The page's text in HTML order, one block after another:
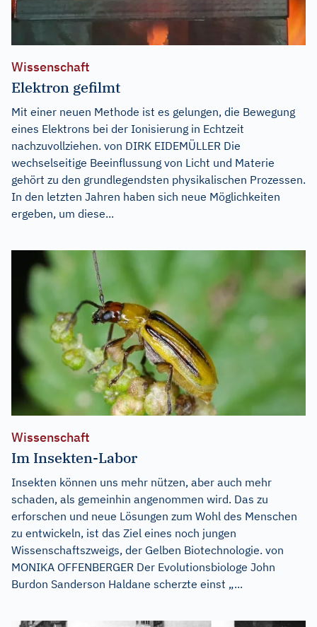
Wissenschaft
Elektron gefilmt
Mit einer neuen Methode ist es gelungen, die Bewegung
eines Elektrons bei der Ionisierung in Echtzeit
nachzuvollziehen. von DIRK EIDEMÜLLER Die
wechselseitige Beeinflussung von Licht und Materie
gehört zu den grundlegendsten physikalischen Prozessen.
In den letzten Jahren haben sich neue Möglichkeiten
ergeben, um diese...
Wissenschaft
Im Insekten-Labor
Insekten können uns mehr nützen, aber auch mehr
schaden, als gemeinhin angenommen wird. Das zu
erforschen und neue Lösungen zum Wohl des Menschen
zu entwickeln, ist das Ziel eines noch jungen
Wissenschaftszweigs, der Gelben Biotechnologie. von
MONIKA OFFENBERGER Der Evolutionsbiologe John
Burdon Sanderson Haldane scherzte einst „...